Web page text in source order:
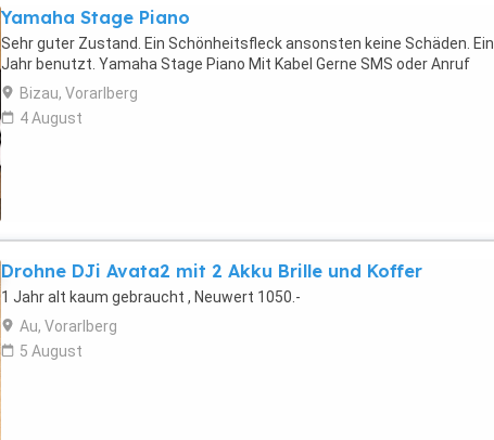
Yamaha Stage Piano
Sehr guter Zustand. Ein Schönheitsfleck ansonsten keine Schäden. Ein
Jahr benutzt. Yamaha Stage Piano Mit Kabel Gerne SMS oder Anruf
Bizau, Vorarlberg
4 August
Drohne DJi Avata2 mit 2 Akku Brille und Koffer
1 Jahr alt kaum gebraucht , Neuwert 1050.-
Au, Vorarlberg
5 August